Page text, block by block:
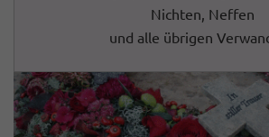
Nichten, Neffen
und alle übrigen